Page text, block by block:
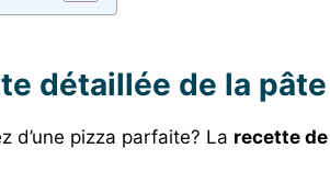
détaillée de la
d’une pizza parfaite? La recette de